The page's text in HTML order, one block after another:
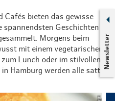
Newsletter
Cafés bieten das gewisse
spannendsten Geschichten
Morgens beim
mit einem vegetarischen
Lunch oder im stilvollen
Hamburg werden alle satt.